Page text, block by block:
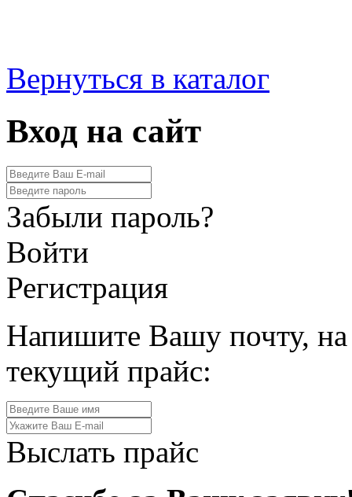
Вернуться в каталог
Вход на сайт
Забыли пароль?
Войти
Регистрация
Напишите Вашу почту,
текущий прайс:
Выслать прайс